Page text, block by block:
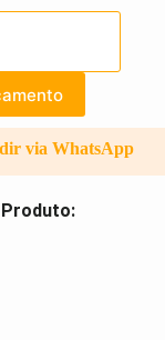
via WhatsApp